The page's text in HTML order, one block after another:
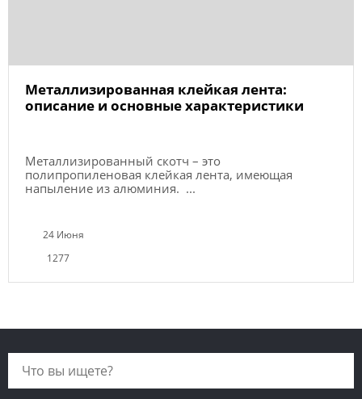
Металлизированная клейкая лента:
описание и основные характеристики
Металлизированный скотч – это
полипропиленовая клейкая лента, имеющая
напыление из алюминия. ...
24 Июня
1277